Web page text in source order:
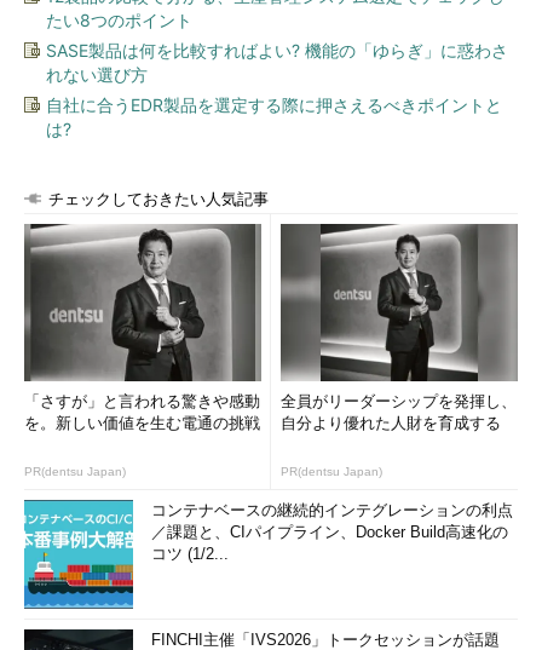
たい8つのポイント
SASE製品は何を比較すればよい? 機能の「ゆらぎ」に惑わさ
れない選び方
自社に合うEDR製品を選定する際に押さえるべきポイントと
は?
チェックしておきたい人気記事
「さすが」と言われる驚きや感動
を。新しい価値を生む電通の挑戦
PR(dentsu Japan)
全員がリーダーシップを発揮し、
自分より優れた人財を育成する
PR(dentsu Japan)
コンテナベースの継続的インテグレーションの利点
／課題と、CIパイプライン、Docker Build高速化の
コツ (1/2...
FINCHI主催「IVS2026」トークセッションが話題